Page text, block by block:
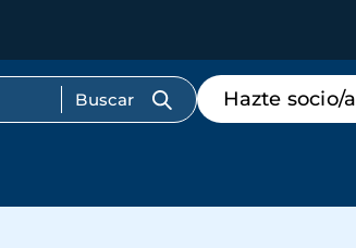
Menú
de
destacados
Hazte socio/a